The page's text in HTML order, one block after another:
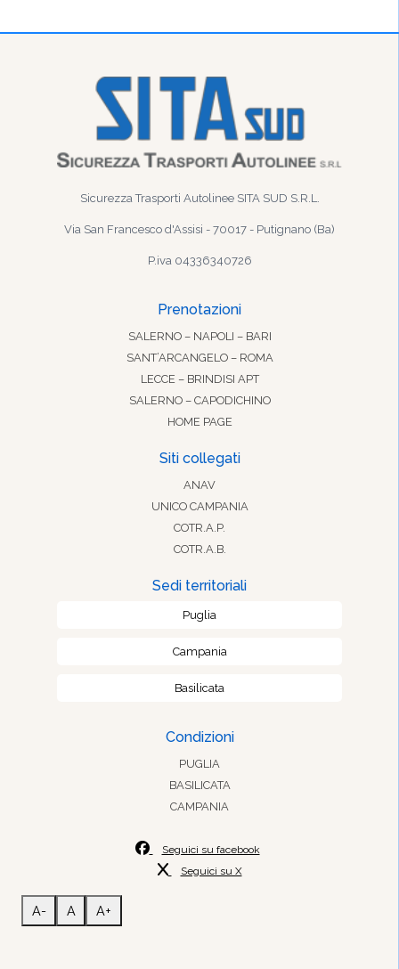
Sicurezza Trasporti Autolinee SITA SUD S.R.L.
Via San Francesco d'Assisi - 70017 - Putignano (Ba)
P.iva 04336340726
Prenotazioni
SALERNO – NAPOLI – BARI
SANT’ARCANGELO – ROMA
LECCE – BRINDISI APT
SALERNO – CAPODICHINO
HOME PAGE
Siti collegati
ANAV
UNICO CAMPANIA
COTR.A.P.
COTR.A.B.
Sedi territoriali
Puglia
Campania
Basilicata
Condizioni
PUGLIA
BASILICATA
CAMPANIA
Seguici su facebook
Seguici su X
A- A A+